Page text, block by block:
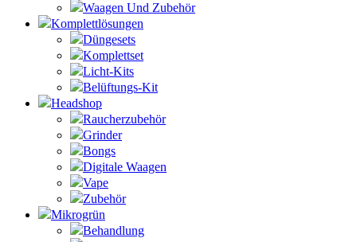
Waagen Und Zubehör
Komplettlösungen
Düngesets
Komplettset
Licht-Kits
Belüftungs-Kit
Headshop
Raucherzubehör
Grinder
Bongs
Digitale Waagen
Vape
Zubehör
Mikrogrün
Behandlung